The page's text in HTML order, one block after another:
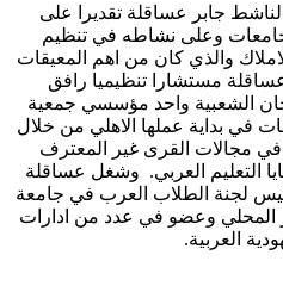
جابر عساقلة تقديرا على
وعلى نشاطه في تنظيم
والذي كان من اهم المعيقات
مستشارا تنظيميا رافق
الشعبية واحد مؤسسي جمعية
في بداية عملها الاهلي من خلال
مجالات القرى غير المعترف
التعليم العربي. وشغل عساقلة
لجنة الطلاب العرب في جامعة
وعضو في عدد من ادارات
العربية.